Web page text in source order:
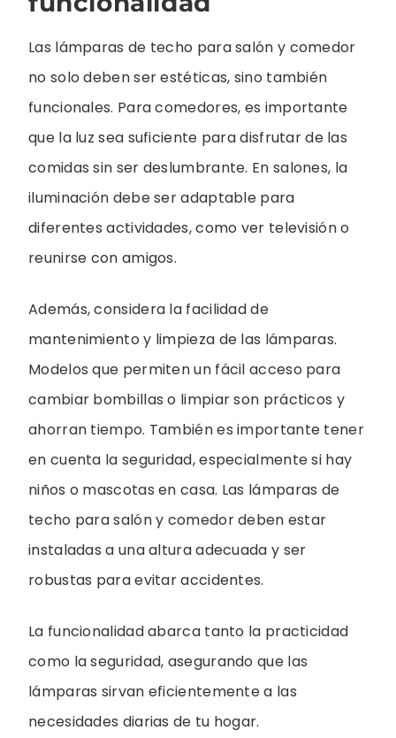
Las lámparas de techo para salón y comedor
no solo deben ser estéticas, sino también
funcionales. Para comedores, es importante
que la luz sea suficiente para disfrutar de las
comidas sin ser deslumbrante. En salones, la
iluminación debe ser adaptable para
diferentes actividades, como ver televisión o
reunirse con amigos.
Además, considera la facilidad de
mantenimiento y limpieza de las lámparas.
Modelos que permiten un fácil acceso para
cambiar bombillas o limpiar son prácticos y
ahorran tiempo. También es importante tener
en cuenta la seguridad, especialmente si hay
niños o mascotas en casa. Las lámparas de
techo para salón y comedor deben estar
instaladas a una altura adecuada y ser
robustas para evitar accidentes.
La funcionalidad abarca tanto la practicidad
como la seguridad, asegurando que las
lámparas sirvan eficientemente a las
necesidades diarias de tu hogar.